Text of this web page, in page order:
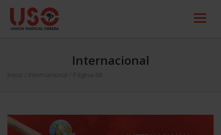
Internacional
Inicio Internacional / Página 68